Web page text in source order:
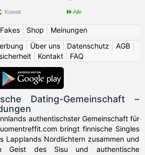
Kuwait Alle
Fakes| Shop
Meinungen
Über uns Datenschutz AGB
Kontakt FAQ
Dating-Gemeinschaft –
authentischster Gemeinschaft für
bringt finnische Singles
Lapplands Nordlichtern zusammen und
Geist des Sisu und authentische